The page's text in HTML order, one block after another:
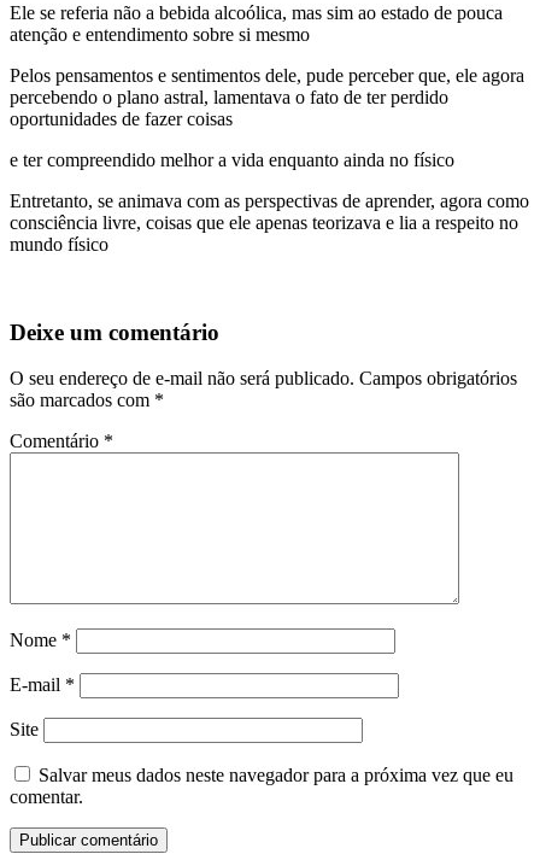
Ele se referia não a bebida alcoólica, mas sim ao estado de pouca
atenção e entendimento sobre si mesmo
Pelos pensamentos e sentimentos dele, pude perceber que, ele agora
percebendo o plano astral, lamentava o fato de ter perdido
oportunidades de fazer coisas
e ter compreendido melhor a vida enquanto ainda no físico
Entretanto, se animava com as perspectivas de aprender, agora como
consciência livre, coisas que ele apenas teorizava e lia a respeito no
mundo físico
Deixe um comentário
O seu endereço de e-mail não será publicado. Campos obrigatórios
são marcados com *
Comentário *
Nome *
E-mail *
Site
Salvar meus dados neste navegador para a próxima vez que eu
comentar.